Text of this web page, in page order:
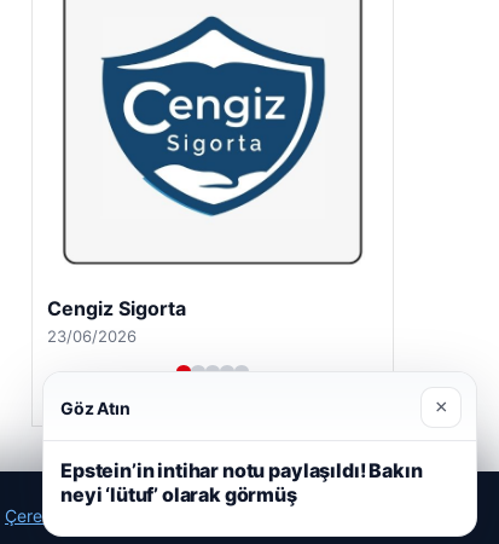
Cengiz Sigorta
23/06/2026
Çerez Politikamız
Göz Atın ×
Epstein’in intihar notu paylaşıldı! Bakın
neyi ‘lütuf’ olarak görmüş